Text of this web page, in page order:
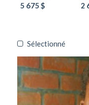
5 675 $
2
Sélectionné